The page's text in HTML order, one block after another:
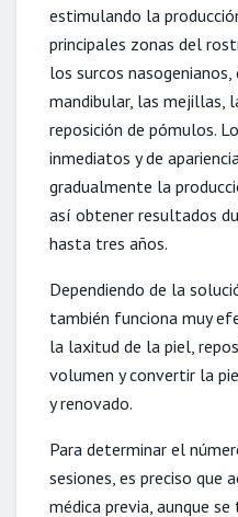
estimulando la
principales zonas del
los surcos
mandibular, las mejillas,
reposición de pómulos.
inmediatos y de
gradualmente la
así obtener resultados
hasta tres años.
Dependiendo de la
también funciona muy
la laxitud de la piel,
volumen y convertir la
y renovado.
Para determinar el
sesiones, es preciso que
médica previa, aunque